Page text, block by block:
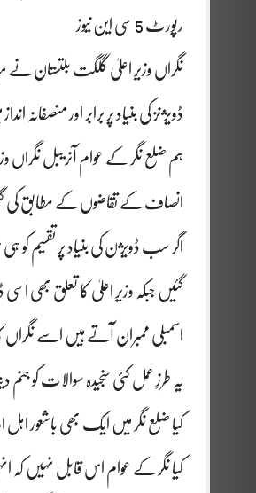
رپورٹ 5 سی این نیوز
نگراں وزیرِ اعلیٰ گلگت بلتستان نے
ڈویژنز کی بنیاد پر برابر اور منصفانہ
ہم ضلع نگر کے عوام آنریبل نگراں
انصاف کے تقاضوں کے مطابق کی
اگر سب ڈویژن کی بنیاد پر تقسیم کو
گئیں جبکہ وزیرِ اعلیٰ کا تعلق
اسمبلی ممبران آتے ہیں اسے نگراں
یہ طرزِ عمل کئی سنجیدہ سوالات کو جنم
کیا ضلع نگر میں ایک بھی باشعور اہل
کیا نگر کے عوام اس قابل نہیں